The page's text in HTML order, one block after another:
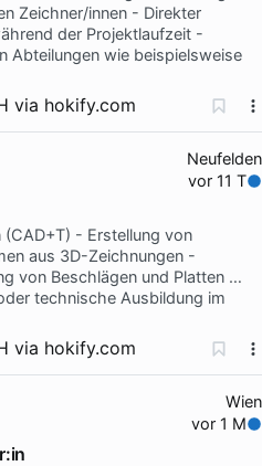
Zeichner/innen - Direkter
der Projektlaufzeit -
Abteilungen wie beispielsweise
via hokify.com
Neufelden
vor 11 T
- Erstellung von
aus 3D-Zeichnungen -
von Beschlägen und Platten …
technische Ausbildung im
via hokify.com
Wien
vor 1 M